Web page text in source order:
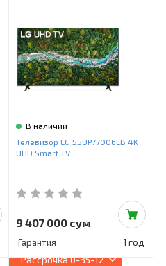
В наличии
Телевизор LG 55UP77006LB 4K
UHD Smart TV
9 407 000 сум
Гарантия 1 год
Рассрочка0-35-12